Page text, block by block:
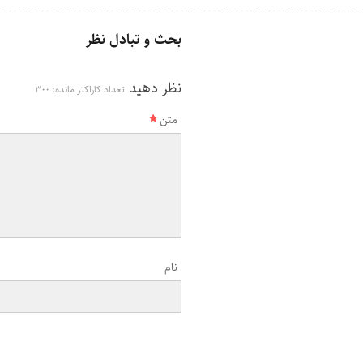
بحث و تبادل نظر
نظر دهید تعداد کاراکتر مانده: 300
متن
نام